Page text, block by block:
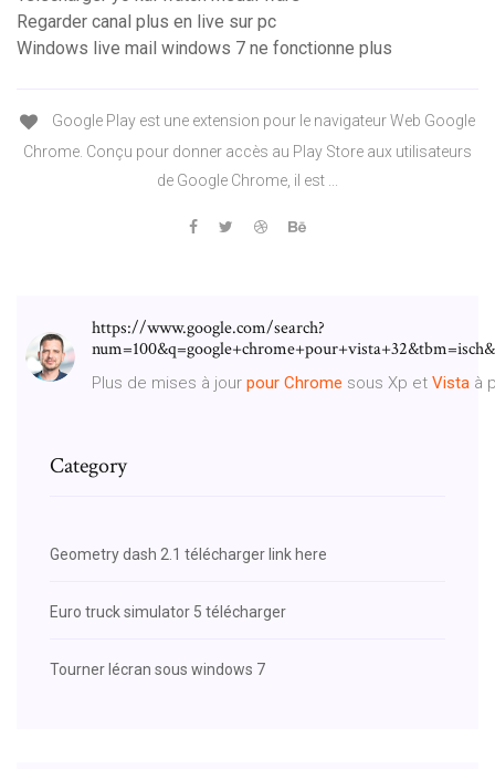
Regarder canal plus en live sur pc
Windows live mail windows 7 ne fonctionne plus
Google Play est une extension pour le navigateur Web Google
Chrome. Conçu pour donner accès au Play Store aux utilisateurs
de Google Chrome, il est ...
https://www.google.com/search?
Plus de mises à jour pour Chrome sous Xp et Vista à
Category
Geometry dash 2.1 télécharger link here
Euro truck simulator 5 télécharger
Tourner lécran sous windows 7